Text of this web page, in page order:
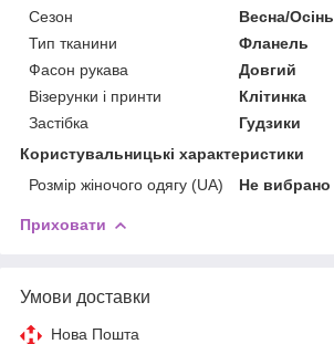
Сезон
Весна/Осінь
Тип тканини
Фланель
Фасон рукава
Довгий
Візерунки і принти
Клітинка
Застібка
Гудзики
Користувальницькі характеристики
Розмір жіночого одягу (UA)
Не вибрано
Приховати
Умови доставки
Нова Пошта